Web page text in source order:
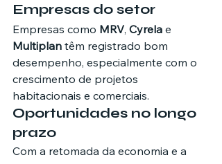
Empresas do setor
Empresas como MRV, Cyrela e
Multiplan têm registrado bom
desempenho, especialmente com o
crescimento de projetos
habitacionais e comerciais.
Oportunidades no longo
prazo
Com a retomada da economia e a